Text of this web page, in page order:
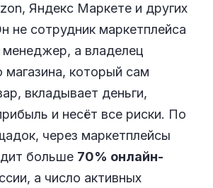
Яндекс Маркете и других
не сотрудник маркетплейса
а владелец
магазина, который сам
вкладывает деньги,
и несёт все риски. По
через маркетплейсы
больше 70% онлайн-
а число активных